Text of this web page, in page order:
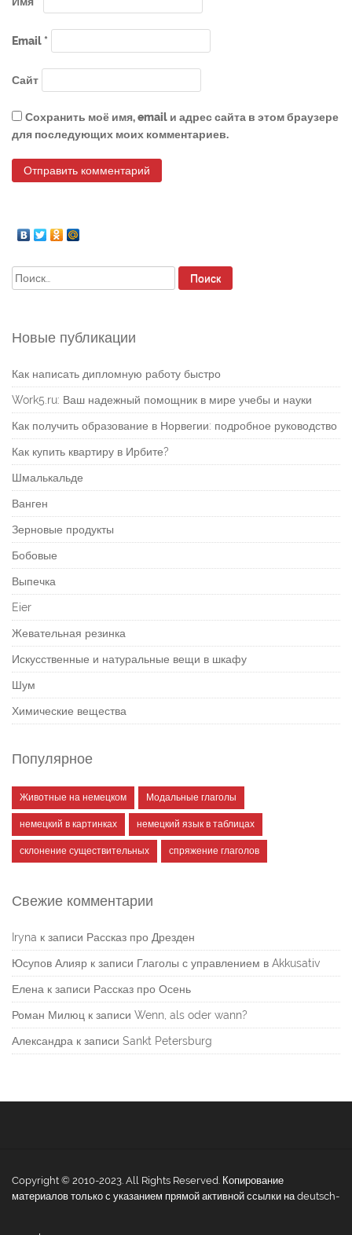
Email*
Сайт
Сохранить моё имя, email и адрес сайта в этом браузере
для последующих моих комментариев.
Найти:
Новые публикации
Как написать дипломную работу быстро
Work5.ru: Ваш надежный помощник в мире учебы и науки
Как получить образование в Норвегии: подробное руководство
Как купить квартиру в Ирбите?
Шмалькальде
Ванген
Зерновые продукты
Бобовые
Выпечка
Eier
Жевательная резинка
Искусственные и натуральные вещи в шкафу
Шум
Химические вещества
Популярное
Животные на немецком Модальные глаголы
немецкий в картинках немецкий язык в таблицах
склонение существительных спряжение глаголов
Свежие комментарии
Iryna к записи Рассказ про Дрезден
Юсупов Алияр к записи Глаголы с управлением в Akkusativ
Елена к записи Рассказ про Осень
Роман Милюц к записи Wenn, als oder wann?
Александра к записи Sankt Petersburg
Copyright © 2010-2023. All Rights Reserved. Копирование
материалов только с указанием прямой активной ссылки на deutsch-